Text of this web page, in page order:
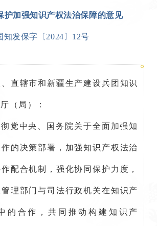
护加强知识产权法治保障的意见
知发保字〔2024〕12号
直辖市和新疆生产建设兵团知识
（局）：
党中央、国务院关于全面加强知
的决策部署，加强知识产权法治
配合机制，强化协同保护力度，
理部门与司法行政机关在知识产
的合作，共同推动构建知识产